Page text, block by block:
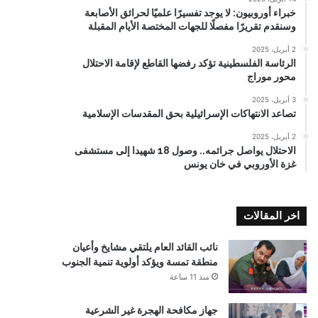
خبراء أوروبيون: لا يوجد تفسيرًا علميًا لحرائق الأصابعة
وسنقدم تقريرًا مفصلًا للجهات المختصة الأيام المقبلة
2 أبريل، 2025
الرئاسة الفلسطينية تؤكد رفضها القاطع لإقامة الاحتلال
محور موراج
3 أبريل، 2025
تصاعد الانتهاكات الإسرائيلية بحق المقدسات الإسلامية
2 أبريل، 2025
الاحتلال يواصل جرائمه.. وصول 18 شهيدا إلى مستشفى
غزة الأوروبي في خان يونس
اخر المقالات
نائب القائد العام يلتقي مشايخ وأعيان
منطقة تمسة ويؤكد أولوية تنمية الجنوب
منذ 11 ساعة
جهاز مكافحة الهجرة غير الشرعية